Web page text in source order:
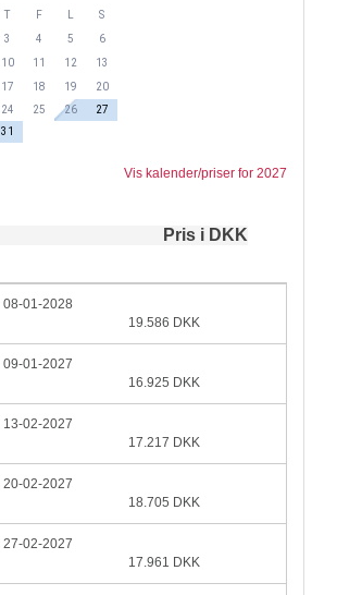
T F
S
3 4 5
6
10 11 12
13
17 18 19
20
24 25 26
27
31
Vis kalender/priser for 2027
Pris i DKK
01-2028
19.586 DKK
01-2027
16.925 DKK
02-2027
17.217 DKK
02-2027
18.705 DKK
02-2027
17.961 DKK